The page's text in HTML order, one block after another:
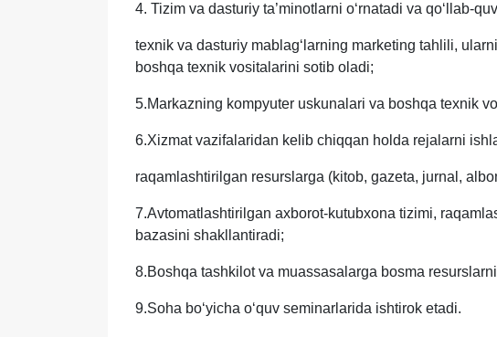
4. Tizim va dasturiy ta’minotlarni o‘rnatadi va qo‘llab-
texnik va dasturiy mablag‘larning marketing tahlili,
boshqa texnik vositalarini sotib oladi;
5.Markazning kompyuter uskunalari va boshqa texnik
6.Xizmat vazifalaridan kelib chiqqan holda rejalarni
raqamlashtirilgan resurslarga (kitob, gazeta, jurnal,
7.Avtomatlashtirilgan axborot-kutubxona tizimi,
bazasini shakllantiradi;
8.Boshqa tashkilot va muassasalarga bosma
9.Soha bo‘yicha o‘quv seminarlarida ishtirok etadi.